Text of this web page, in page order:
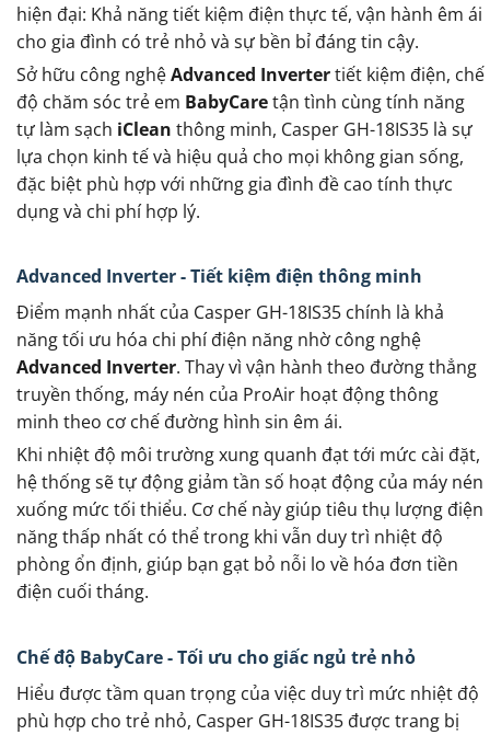
hiện đại: Khả năng tiết kiệm điện thực tế, vận hành êm ái
cho gia đình có trẻ nhỏ và sự bền bỉ đáng tin cậy.
Sở hữu công nghệAdvanced Invertertiết kiệm điện, chế
độ chăm sóc trẻ em BabyCaretận tình cùng tính năng
tự làm sạch iClean thông minh, Casper GH-18IS35 là sự
lựa chọn kinh tế và hiệu quả cho mọi không gian sống,
đặc biệt phù hợp với những gia đình đề cao tính thực
dụng và chi phí hợp lý.
Advanced Inverter - Tiết kiệm điện thông minh
Điểm mạnh nhất của Casper GH-18IS35 chính là khả
năng tối ưu hóa chi phí điện năng nhờ công nghệ
Advanced Inverter. Thay vì vận hành theo đường thẳng
truyền thống, máy nén của ProAir hoạt động thông
minh theo cơ chế đường hình sin êm ái.
Khi nhiệt độ môi trường xung quanh đạt tới mức cài đặt,
hệ thống sẽ tự động giảm tần số hoạt động của máy nén
xuống mức tối thiểu. Cơ chế này giúp tiêu thụ lượng điện
năng thấp nhất có thể trong khi vẫn duy trì nhiệt độ
phòng ổn định, giúp bạn gạt bỏ nỗi lo về hóa đơn tiền
điện cuối tháng.
Chế độ BabyCare - Tối ưu cho giấc ngủ trẻ nhỏ
Hiểu được tầm quan trọng của việc duy trì mức nhiệt độ
phù hợp cho trẻ nhỏ, Casper GH-18IS35 được trang bị